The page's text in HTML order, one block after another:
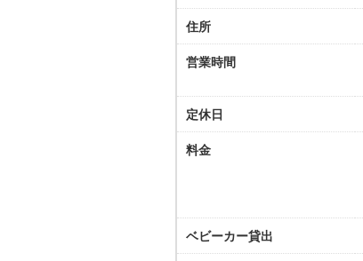
住所
営業時間
定休日
料金
ベビーカー貸出